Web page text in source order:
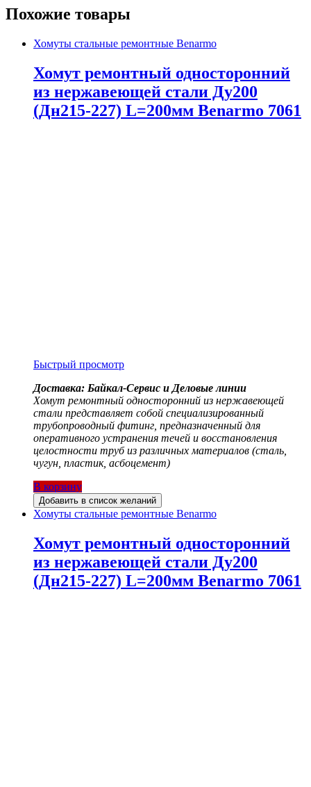
Похожие товары
Хомуты стальные ремонтные Benarmo
Хомут ремонтный односторонний
из нержавеющей стали Ду200
(Дн215-227) L=200мм Benarmo 7061
Быстрый просмотр
Доставка: Байкал-Сервис и Деловые линии
Хомут ремонтный односторонний из нержавеющей
стали представляет собой специализированный
трубопроводный фитинг, предназначенный для
оперативного устранения течей и восстановления
целостности труб из различных материалов (сталь,
чугун, пластик, асбоцемент)
В корзину
Добавить в список желаний
Хомуты стальные ремонтные Benarmo
Хомут ремонтный односторонний
из нержавеющей стали Ду200
(Дн215-227) L=200мм Benarmo 7061